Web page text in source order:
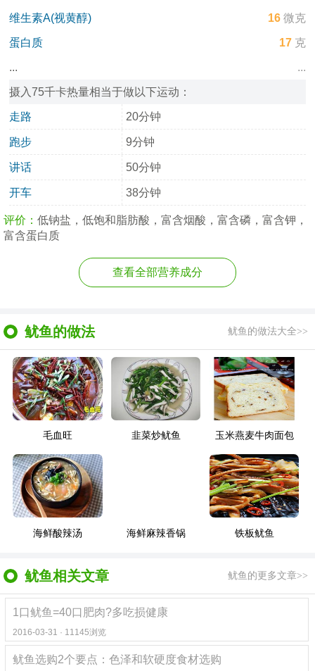
维生素A(视黄醇) 16微克
蛋白质 17克
... ...
摄入75千卡热量相当于做以下运动：
走路 20分钟
跑步 9分钟
讲话 50分钟
开车 38分钟
评价： 低钠盐，低饱和脂肪酸，富含烟酸，富含磷，富含钾，
富含蛋白质
查看全部营养成分
鱿鱼的做法 鱿鱼的做法大全>>
毛血旺 韭菜炒鱿鱼 玉米燕麦牛肉面包
海鲜酸辣汤 海鲜麻辣香锅 铁板鱿鱼
鱿鱼相关文章 鱿鱼的更多文章>>
1口鱿鱼=40口肥肉?多吃损健康
2016-03-31 · 11145浏览
鱿鱼选购2个要点：色泽和软硬度食材选购